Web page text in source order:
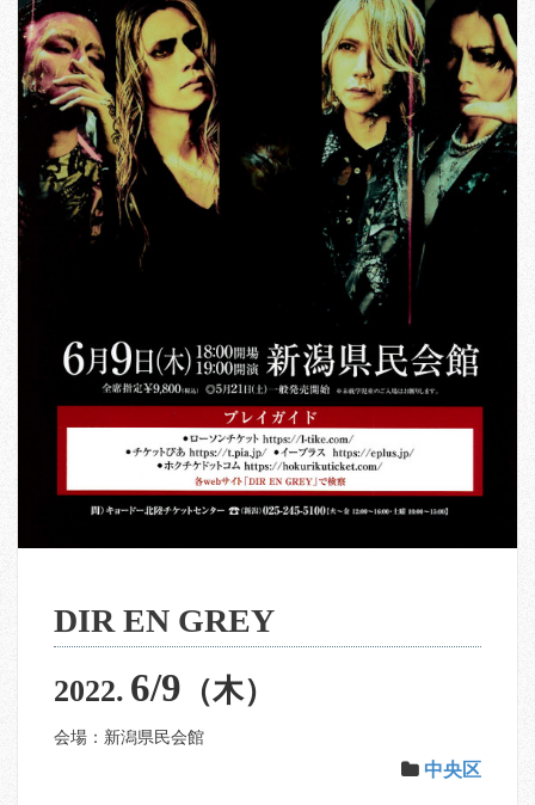
DIR EN GREY
2022. 6/9 （木）
会場：新潟県民会館
中央区